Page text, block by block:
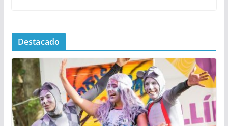
Destacado